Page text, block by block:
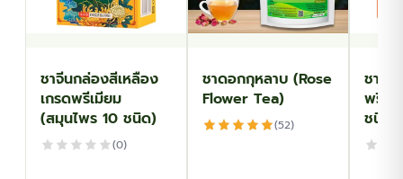
ชาจีนกล่องสีเหลือง
เกรดพรีเมียม
(สมุนไพร 10 ชนิด)
(0)
ชาดอกกุหลาบ (Rose
Flower Tea)
(52)
ชาจีน
พรีเ
ชนิด)